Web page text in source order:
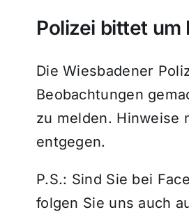
Polizei bittet um
Die Wiesbadener
Beobachtungen
zu melden. Hinweise
entgegen.
P.S.: Sind Sie bei
folgen Sie uns auch